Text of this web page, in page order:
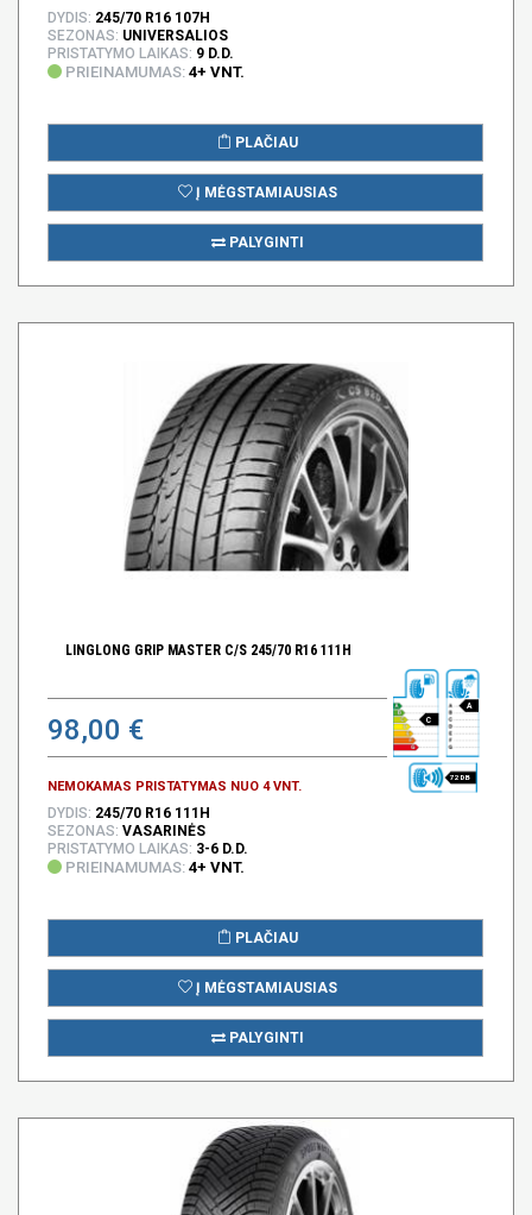
DYDIS: 245/70 R16 107H
SEZONAS: UNIVERSALIOS
PRISTATYMO LAIKAS: 9 D.D.
PRIEINAMUMAS: 4+ VNT.
PLAČIAU
Į MĖGSTAMIAUSIAS
PALYGINTI
LINGLONG GRIP MASTER C/S 245/70 R16 111H
98,00 €
NEMOKAMAS PRISTATYMAS NUO 4 VNT.
C
A
72 DB
DYDIS: 245/70 R16 111H
SEZONAS: VASARINĖS
PRISTATYMO LAIKAS: 3-6 D.D.
PRIEINAMUMAS: 4+ VNT.
PLAČIAU
Į MĖGSTAMIAUSIAS
PALYGINTI